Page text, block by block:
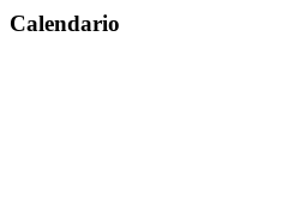
Calendario